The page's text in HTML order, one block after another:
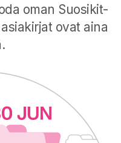
oman Suosikit-
ovat aina